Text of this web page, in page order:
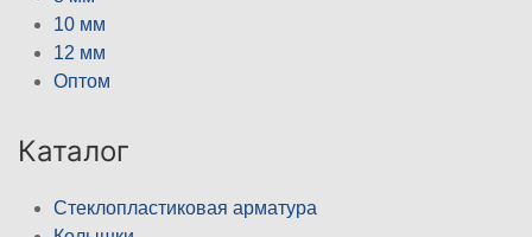
10 мм
12 мм
Оптом
Каталог
Стеклопластиковая арматура